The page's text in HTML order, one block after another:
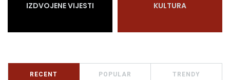
IZDVOJENE VIJESTI KULTURA
RECENT POPULAR TRENDY